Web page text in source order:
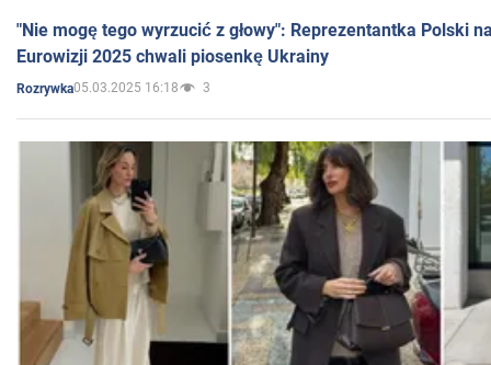
"Nie mogę tego wyrzucić z głowy": Reprezentantka Polski
Eurowizji 2025 chwali piosenkę Ukrainy
Rozrywka05.03.2025 16:18 3